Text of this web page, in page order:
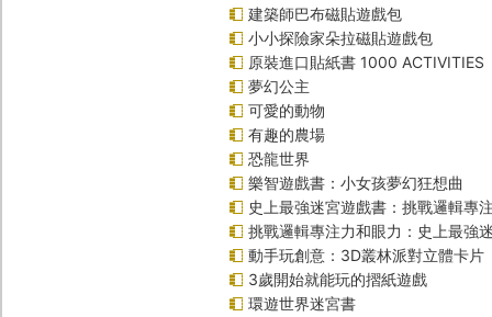
建築師巴布磁貼遊戲包
小小探險家朵拉磁貼遊戲包
原裝進口貼紙書 1000 ACTIVITIES
夢幻公主
可愛的動物
有趣的農場
恐龍世界
樂智遊戲書：小女孩夢幻狂想曲
史上最強迷宮遊戲書：挑戰邏輯專
挑戰邏輯專注力和眼力：史上最強
動手玩創意：3D叢林派對立體卡片
3歲開始就能玩的摺紙遊戲
環遊世界迷宮書